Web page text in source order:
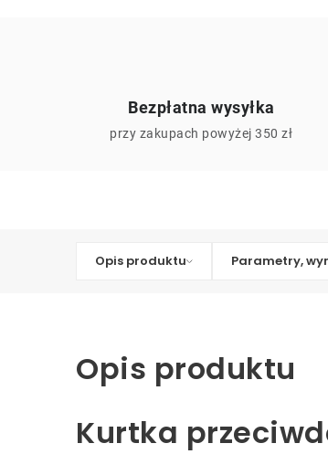
Bezpłatna wysyłka
przy zakupach powyżej 350 zł
Opis produktu Parametry,
Opis produktu
Kurtka